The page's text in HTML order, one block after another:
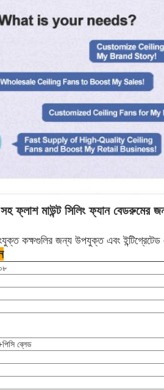
ফ্লাশ মাউন্ট সিলিং ফ্যান বেডরুমের
কক্ষগুলির জন্য উপযুক্ত এবং
ব্লেড